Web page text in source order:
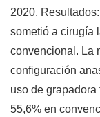
2020.
sometió a cirugía
convencional. La
configuración
uso de
55,6% en